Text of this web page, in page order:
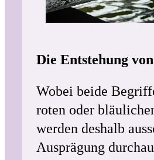
Die Entstehung
Wobei beide
roten oder
werden deshalb
Ausprägung